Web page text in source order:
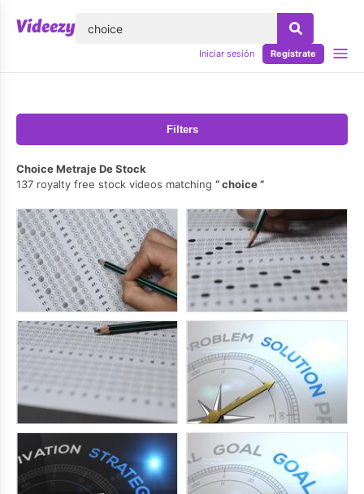
Iniciar sesión Regístrate
Filters
Choice Metraje De Stock
137 royalty free stock videos matching
choice